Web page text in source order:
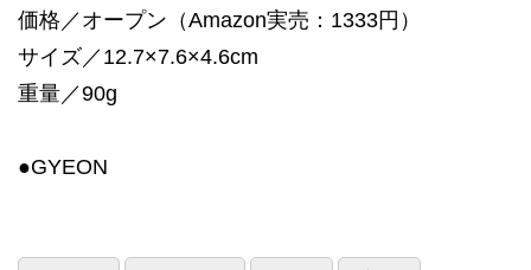
価格／オープン（Amazon実売：1333円）
サイズ／‎12.7×7.6×4.6cm
重量／90g
●GYEON